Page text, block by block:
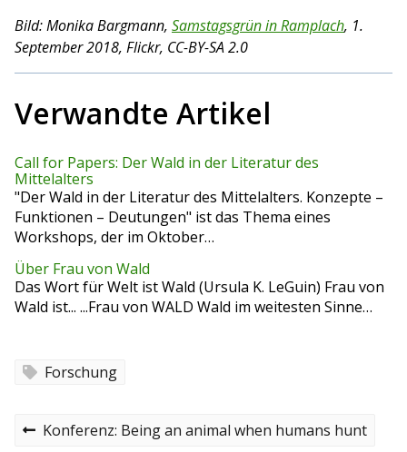
Bild: Monika Bargmann, Samstagsgrün in Ramplach, 1.
September 2018, Flickr, CC-BY-SA 2.0
Verwandte Artikel
Call for Papers: Der Wald in der Literatur des
Mittelalters
"Der Wald in der Literatur des Mittelalters. Konzepte –
Funktionen – Deutungen" ist das Thema eines
Workshops, der im Oktober…
Über Frau von Wald
Das Wort für Welt ist Wald (Ursula K. LeGuin) Frau von
Wald ist... ...Frau von WALD Wald im weitesten Sinne…
Forschung
B
P
Konferenz: Being an animal when humans hunt